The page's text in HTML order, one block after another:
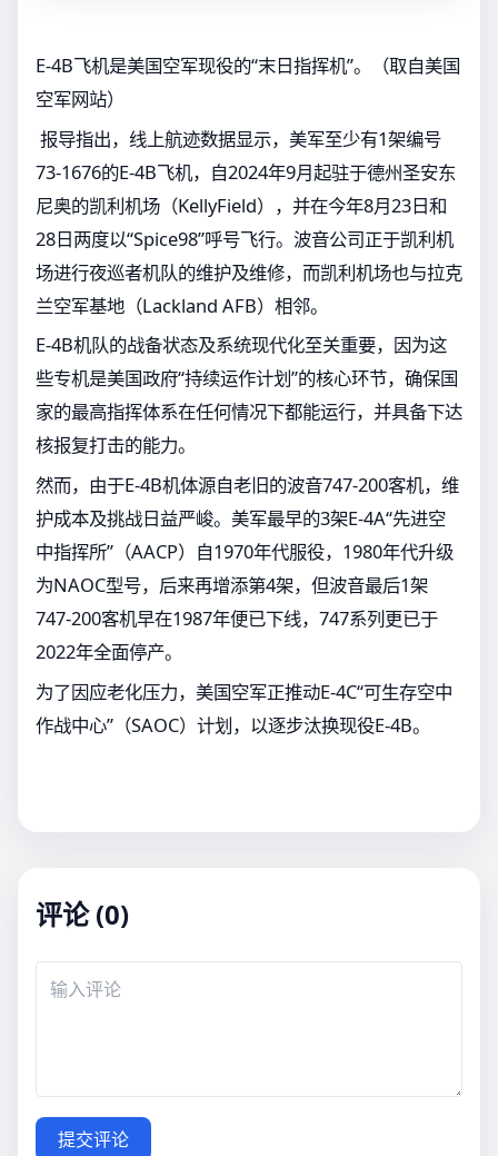
E-4B飞机是美国空军现役的“末日指挥机”。（取自美国
空军网站）
报导指出，线上航迹数据显示，美军至少有1架编号
73-1676的E-4B飞机，自2024年9月起驻于德州圣安东
尼奥的凯利机场（KellyField），并在今年8月23日和
28日两度以“Spice98”呼号飞行。波音公司正于凯利机
场进行夜巡者机队的维护及维修，而凯利机场也与拉克
兰空军基地（Lackland AFB）相邻。
E-4B机队的战备状态及系统现代化至关重要，因为这
些专机是美国政府“持续运作计划”的核心环节，确保国
家的最高指挥体系在任何情况下都能运行，并具备下达
核报复打击的能力。
然而，由于E-4B机体源自老旧的波音747-200客机，维
护成本及挑战日益严峻。美军最早的3架E-4A“先进空
中指挥所”（AACP）自1970年代服役，1980年代升级
为NAOC型号，后来再增添第4架，但波音最后1架
747-200客机早在1987年便已下线，747系列更已于
2022年全面停产。
为了因应老化压力，美国空军正推动E-4C“可生存空中
作战中心”（SAOC）计划，以逐步汰换现役E-4B。
评论 (0)
提交评论